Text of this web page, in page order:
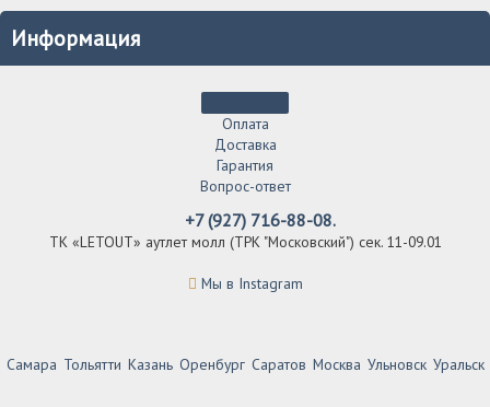
Информация
Оплата
Доставка
Гарантия
Вопрос-ответ
+7 (927) 716-88-08.
ТК «LETOUT» аутлет молл (ТРК "Московский") сек. 11-09.01
Мы в Instagram
Самара Тольятти Казань Оренбург Саратов Москва Ульновск Уральск